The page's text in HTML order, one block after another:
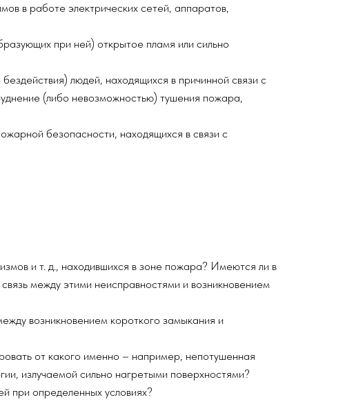
в работе электрических сетей, аппаратов,
при ней) открытое пламя или сильно
людей, находящихся в причинной связи с
(либо невозможностью) тушения пожара,
безопасности, находящихся в связи с
и т. д., находившихся в зоне пожара? Имеются ли в
между этими неисправностями и возникновением
возникновением короткого замыкания и
от какого именно – например, непотушенная
излучаемой сильно нагретыми поверхностями?
при определенных условиях?